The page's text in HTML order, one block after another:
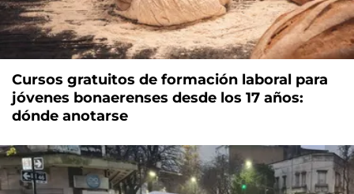
Cursos gratuitos de formación laboral para
jóvenes bonaerenses desde los 17 años:
dónde anotarse